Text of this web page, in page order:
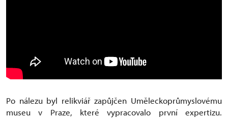
Po nálezu byl relikviář zapůjčen Uměleckoprůmyslovému
museu v Praze, které vypracovalo první expertizu.